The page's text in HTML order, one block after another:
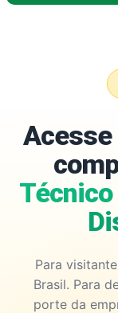
Acesse
Técnico
Para
Brasil. Para
porte da